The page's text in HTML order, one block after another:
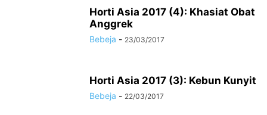
Horti Asia 2017 (4): Khasiat Obat
Anggrek
Bebeja - 23/03/2017
Horti Asia 2017 (3): Kebun Kunyit
Bebeja - 22/03/2017